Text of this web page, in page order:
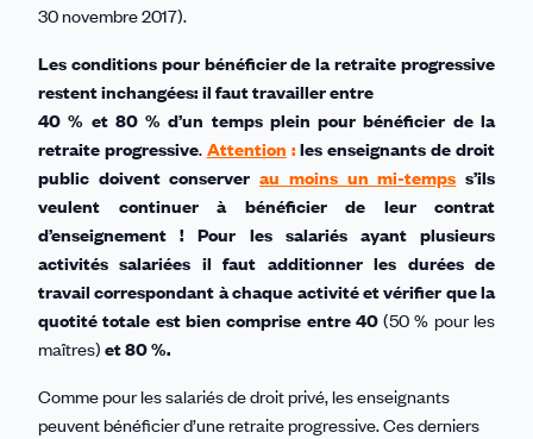
30 novembre 2017).
Les conditions pour bénéficier de la retraite progressive
restent inchangées: il faut travailler entre
40 % et 80 % d’un temps plein pour bénéficier de la
retraite progressive. Attention : les enseignants de droit
public doivent conserverau moins un mi-temps s’ils
veulent continuer à bénéficier de leur contrat
d’enseignement ! Pour les salariés ayant plusieurs
activités salariées il faut additionner les durées de
travail correspondant à chaque activité et vérifier que la
quotité totale est bien comprise entre 40(50 % pour les
maîtres) et 80 %.
Comme pour les salariés de droit privé, les enseignants
peuvent bénéficier d’une retraite progressive. Ces derniers